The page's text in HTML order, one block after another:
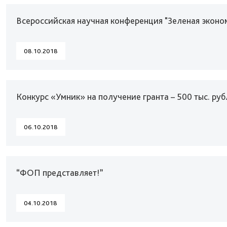
Всероссийская научная конференция "Зеленая
08.10.2018
Конкурс «Умник» на получение гранта – 500 тыс.
06.10.2018
“ФОП представляет!”
04.10.2018